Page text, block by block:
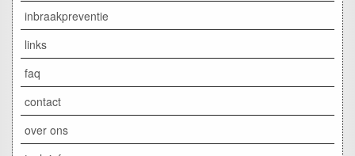
inbraakpreventie
links
faq
contact
over ons